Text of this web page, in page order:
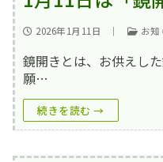
2026年1月11日 ｜ お知
鏡開きとは、お供えし
願…
続きを読む →